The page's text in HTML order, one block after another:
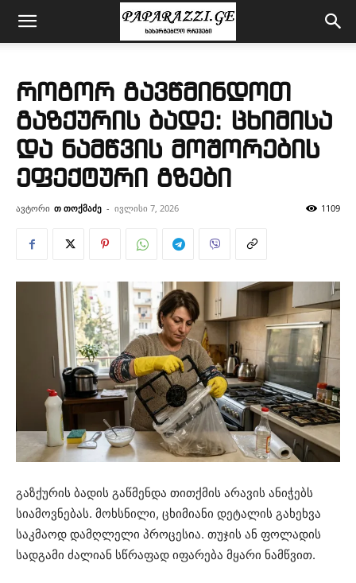
როგორ გავწმინდოთ
გაზქურის ბადე: ცხიმისა
და ნამწვის მოშორების
ეფექტური გზები
ავტორი თ თოქმაძე - ივლისი 7, 2026 1109
გაზქურის ბადის გაწმენდა თითქმის არავის ანიჭებს
სიამოვნებას. მოხსნილი, ცხიმიანი დეტალის გახეხვა
საკმაოდ დამღლელი პროცესია. თუჯის ან ფოლადის
სადგამი ძალიან სწრაფად იფარება მყარი ნამწვით.